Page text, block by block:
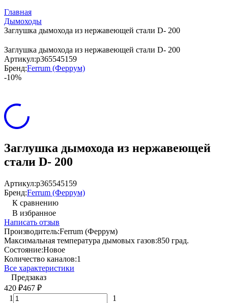
Главная
Дымоходы
Заглушка дымохода из нержавеющей стали D- 200
Заглушка дымохода из нержавеющей стали D- 200
Артикул:p365545159
Бренд:Ferrum (Феррум)
-10%
Заглушка дымохода из нержавеющей
стали D- 200
Артикул:p365545159
Бренд:Ferrum (Феррум)
К сравнению
В избранное
Написать отзыв
Производитель:Ferrum (Феррум)
Максимальная температура дымовых газов:850 град.
Состояние:Новое
Количество каналов:1
Все характеристики
Предзаказ
420 ₽467 ₽
1 1